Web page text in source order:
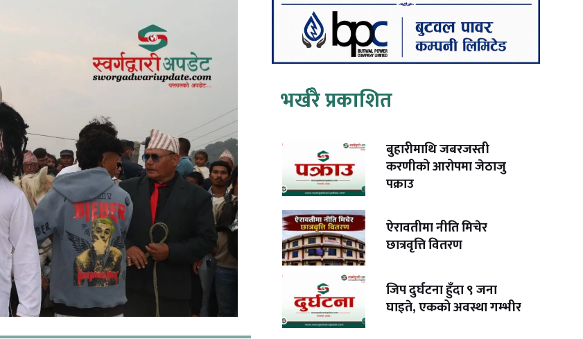
भर्खरै प्रकाशित
बुहारीमाथि जबरजस्ती
करणीको आरोपमा जेठाजु
पक्राउ
ऐरावतीमा नीति मिचेर
छात्रवृत्ति वितरण
जिप दुर्घटना हुँदा ९ जना
घाइते, एकको अवस्था गम्भीर